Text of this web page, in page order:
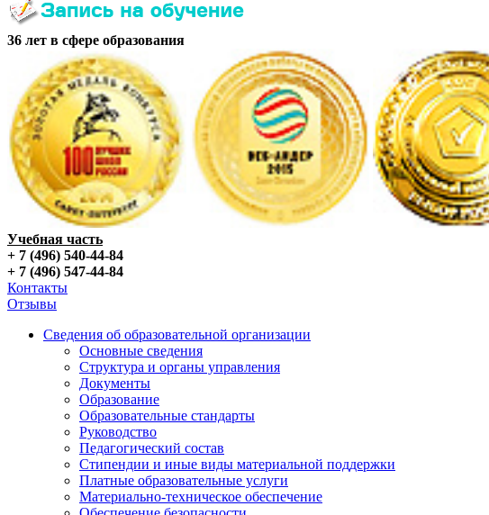
36 лет в сфере образования
Учебная часть
+ 7 (496) 540-44-84
+ 7 (496) 547-44-84
Контакты
Отзывы
Сведения об образовательной организации
Основные сведения
Структура и органы управления
Документы
Образование
Образовательные стандарты
Руководство
Педагогический состав
Стипендии и иные виды материальной поддержки
Платные образовательные услуги
Материально-техническое обеспечение